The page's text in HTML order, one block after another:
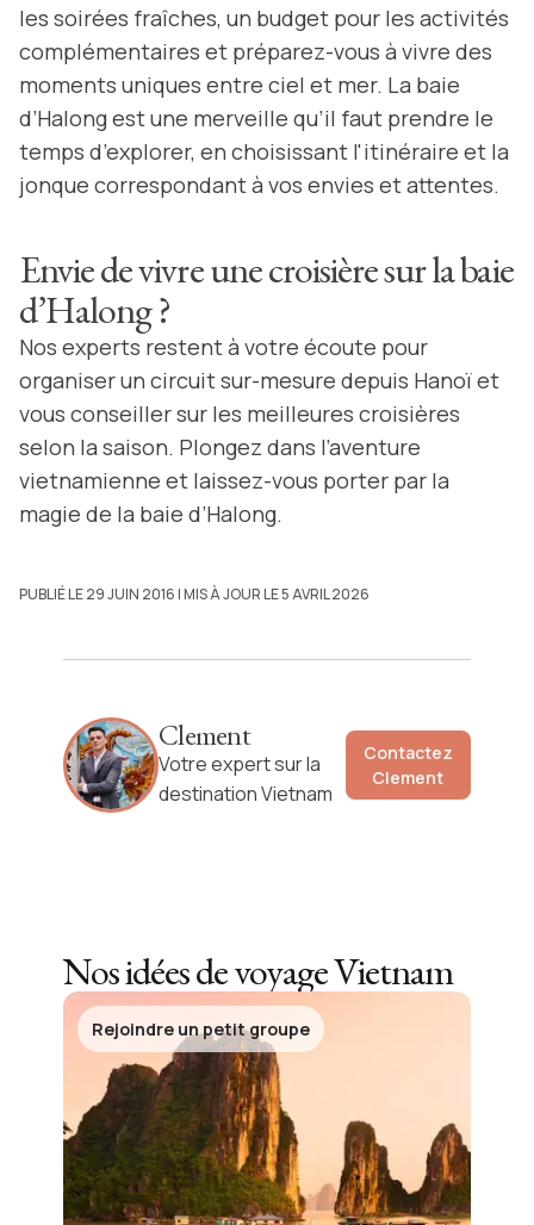
les soirées fraîches, un budget pour les activités
complémentaires et préparez-vous à vivre des
moments uniques entre ciel et mer. La baie
d’Halong est une merveille qu’il faut prendre le
temps d’explorer, en choisissant l'itinéraire et la
jonque correspondant à vos envies et attentes.
Envie de vivre une croisière sur la baie
d’Halong ?
Nos experts restent à votre écoute pour
organiser un circuit sur-mesure depuis Hanoï et
vous conseiller sur les meilleures croisières
selon la saison. Plongez dans l’aventure
vietnamienne et laissez-vous porter par la
magie de la baie d’Halong.
PUBLIÉ LE 29 JUIN 2016| MIS À JOUR LE 5 AVRIL 2026
Clement
Votre expert sur la
destination Vietnam
Contactez
Clement
Nos idées de voyageVietnam
Rejoindre un petit groupe